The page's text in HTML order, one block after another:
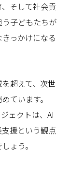
そして社会貢
子どもたちが
っかけになる
超えて、次世
ています。
ェクトは、AI
援という観点
ょう。